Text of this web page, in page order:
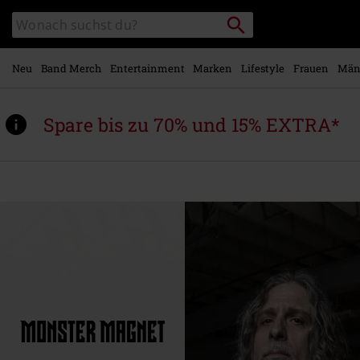
Hauptinhalt
springen
Katalog
durchsuchen
Packstation
suchen
Neu Band Merch Entertainment Marken Lifestyle Frauen
Spare bis zu 70% und 15% EXTRA*